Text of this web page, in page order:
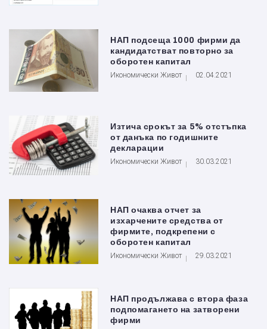
НАП подсеща 1000 фирми да
кандидатстват повторно за
оборотен капитал
Икономически Живот 02.04.2021
Изтича срокът за 5% отстъпка
от данъка по годишните
декларации
Икономически Живот 30.03.2021
НАП очаква отчет за
изхарчените средства от
фирмите, подкрепени с
оборотен капитал
Икономически Живот 29.03.2021
НАП продължава с втора фаза
подпомагането на затворени
фирми